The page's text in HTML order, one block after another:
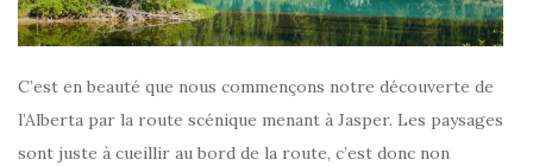
C’est en beauté que nous commençons notre découverte de
l’Alberta par la route scénique menant à Jasper. Les paysages
sont juste à cueillir au bord de la route, c’est donc non